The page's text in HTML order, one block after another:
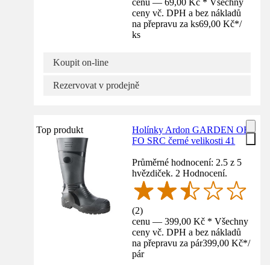
ceny vč. DPH a bez nákladů
na přepravu za ks69,00 Kč*/
ks
Koupit on-line
Rezervovat v prodejně
Top produkt
Holínky Ardon GARDEN OB
FO SRC černé velikosti 41
Průměrné hodnocení: 2.5 z 5
hvězdiček. 2 Hodnocení.
(2)
cenu — 399,00 Kč * Všechny
ceny vč. DPH a bez nákladů
na přepravu za pár399,00 Kč*/
pár